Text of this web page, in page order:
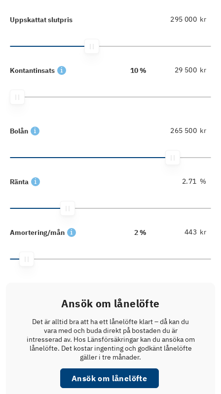
Uppskattat slutpris kr
Kontantinsats 10 % kr
Bolån kr
Ränta %
Amortering/mån 2 % kr
Ansök om lånelöfte
Det är alltid bra att ha ett lånelöfte klart – då kan du
vara med och buda direkt på bostaden du är
intresserad av. Hos Länsförsäkringar kan du ansöka om
lånelöfte. Det kostar ingenting och godkänt lånelöfte
gäller i tre månader.
Ansök om lånelöfte